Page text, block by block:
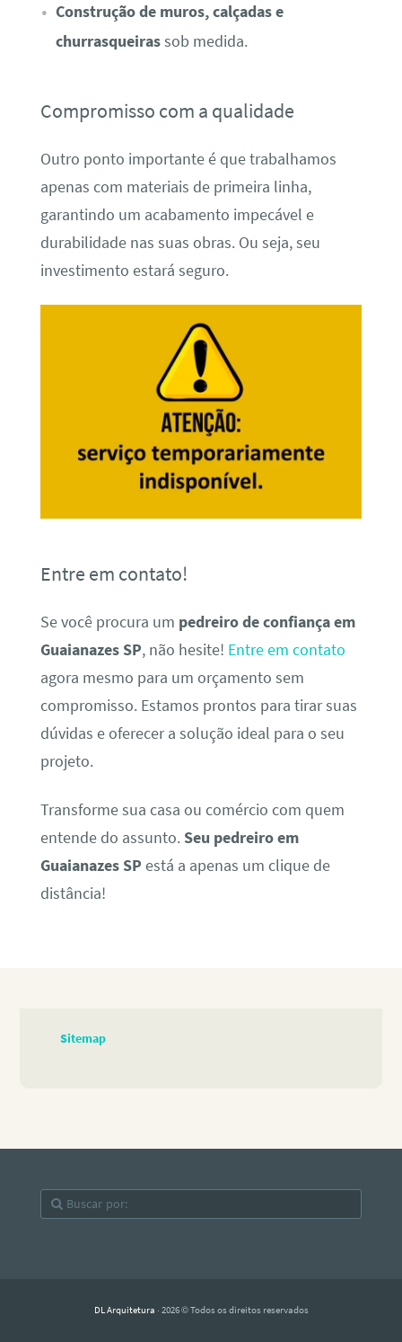
Construção de muros, calçadas e
churrasqueirassob medida.
Compromisso com a qualidade
Outro ponto importante é que trabalhamos
apenas com materiais de primeira linha,
garantindo um acabamento impecável e
durabilidade nas suas obras. Ou seja, seu
investimento estará seguro.
Entre em contato!
Se você procura um pedreiro de confiança em
Guaianazes SP, não hesite! Entre em contato
agora mesmo para um orçamento sem
compromisso. Estamos prontos para tirar suas
dúvidas e oferecer a solução ideal para o seu
projeto.
Transforme sua casa ou comércio com quem
entende do assunto. Seu pedreiro em
Guaianazes SP está a apenas um clique de
distância!
Sitemap
DL Arquitetura · 2026 © Todos os direitos reservados